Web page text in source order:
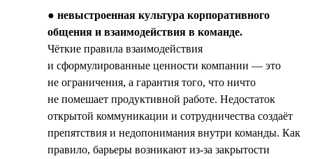
● невыстроенная культура корпоративного
общения и взаимодействия в команде.
Чёткие правила взаимодействия
и сформулированные ценности компании — это
не ограничения, а гарантия того, что ничто
не помешает продуктивной работе. Недостаток
открытой коммуникации и сотрудничества создаёт
препятствия и недопонимания внутри команды. Как
правило, барьеры возникают из-за закрытости